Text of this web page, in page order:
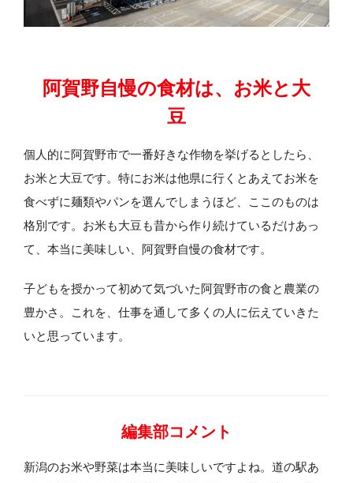
阿賀野自慢の食材は、お米と大
豆
個人的に阿賀野市で一番好きな作物を挙げるとしたら、
お米と大豆です。特にお米は他県に行くとあえてお米を
食べずに麺類やパンを選んでしまうほど、ここのものは
格別です。お米も大豆も昔から作り続けているだけあっ
て、本当に美味しい、阿賀野自慢の食材です。
子どもを授かって初めて気づいた阿賀野市の食と農業の
豊かさ。これを、仕事を通して多くの人に伝えていきた
いと思っています。
編集部コメント
新潟のお米や野菜は本当に美味しいですよね。道の駅あ